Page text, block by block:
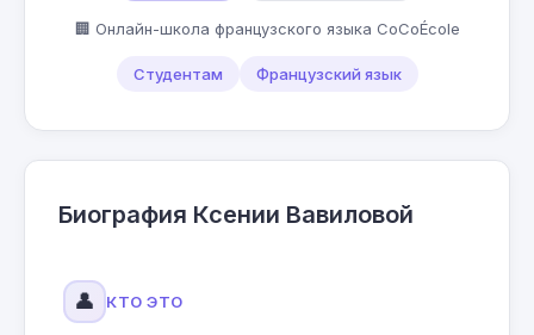
🏢 Онлайн-школа французского языка CoCoÉcole
Студентам Французский язык
Биография Ксении Вавиловой
👤 КТО ЭТО